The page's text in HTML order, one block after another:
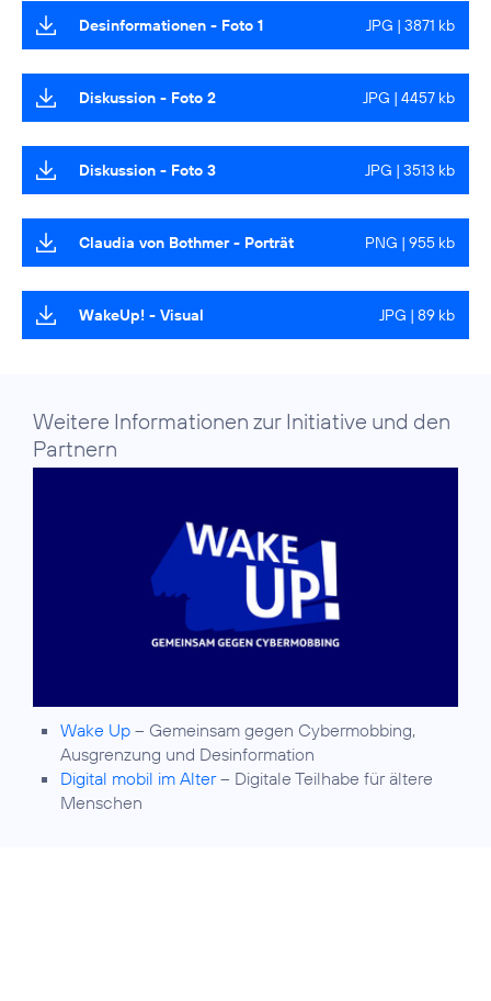
Desinformationen - Foto 1 JPG | 3871 kb
Diskussion - Foto 2 JPG | 4457 kb
Diskussion - Foto 3 JPG | 3513 kb
Claudia von Bothmer - Porträt PNG | 955 kb
WakeUp! - Visual JPG | 89 kb
Weitere Informationen zur Initiative und den
Partnern
Wake Up – Gemeinsam gegen Cybermobbing,
Ausgrenzung und Desinformation
Digital mobil im Alter– Digitale Teilhabe für ältere
Menschen